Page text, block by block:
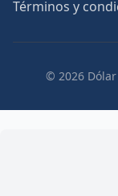
Términos y
© 2026 Dólar